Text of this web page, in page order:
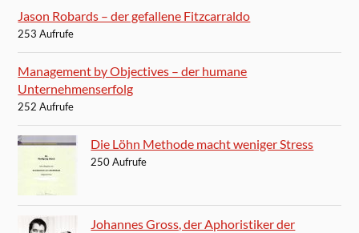
Jason Robards – der gefallene Fitzcarraldo
253 Aufrufe
Management by Objectives – der humane
Unternehmenserfolg
252 Aufrufe
Die Löhn Methode macht weniger Stress
250 Aufrufe
Johannes Gross, der Aphoristiker der